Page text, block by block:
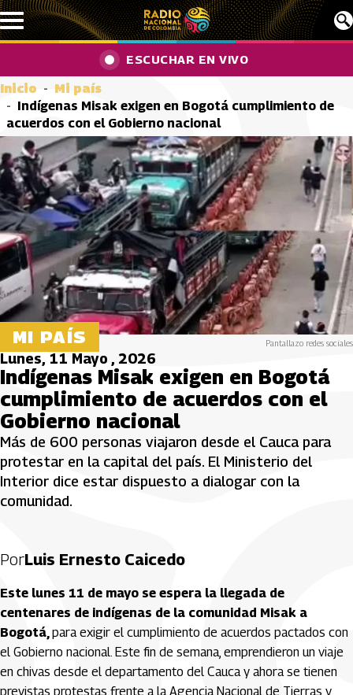
Pasar al contenido principal
ESCUCHAR EN VIVO
Inicio
Mi país
Indígenas Misak exigen en Bogotá cumplimiento de
acuerdos con el Gobierno nacional
MI PAÍS Pantallazo redes sociales
Lunes, 11 Mayo , 2026
Indígenas Misak exigen en Bogotá
cumplimiento de acuerdos con el
Gobierno nacional
Más de 600 personas viajaron desde el Cauca para
protestar en la capital del país. El Ministerio del
Interior dice estar dispuesto a dialogar con la
comunidad.
PorLuis Ernesto Caicedo
Este lunes 11 de mayo se espera la llegada de
centenares de indígenas de la comunidad Misak a
Bogotá,para exigir el cumplimiento de acuerdos pactados con
el Gobierno nacional. Este fin de semana, emprendieron un viaje
en chivas desde el departamento del Cauca y ahora se tienen
previstas protestas frente a la Agencia Nacional de Tierras y